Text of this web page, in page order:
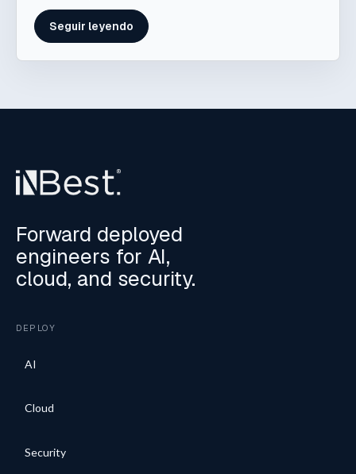
Seguir leyendo
Forward deployed
engineers for AI,
cloud, and security.
DEPLOY
AI
Cloud
Security